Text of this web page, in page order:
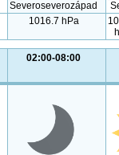
1016.7 hPa
02:00-08:00